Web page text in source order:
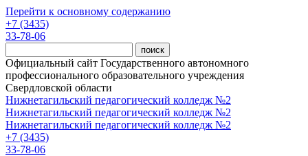
Перейти к основному содержанию
+7 (3435)
33-78-06
Официальный сайт Государственного автономного
профессионального образовательного учреждения
Свердловской области
Нижнетагильский педагогический колледж №2
Нижнетагильский педагогический колледж №2
Нижнетагильский педагогический колледж №2
+7 (3435)
33-78-06